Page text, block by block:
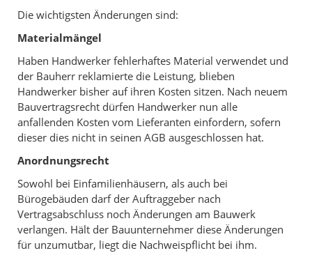
Die wichtigsten Änderungen sind:
Materialmängel
Haben Handwerker fehlerhaftes Material verwendet und
der Bauherr reklamierte die Leistung, blieben
Handwerker bisher auf ihren Kosten sitzen. Nach neuem
Bauvertragsrecht dürfen Handwerker nun alle
anfallenden Kosten vom Lieferanten einfordern, sofern
dieser dies nicht in seinen AGB ausgeschlossen hat.
Anordnungsrecht
Sowohl bei Einfamilienhäusern, als auch bei
Bürogebäuden darf der Auftraggeber nach
Vertragsabschluss noch Änderungen am Bauwerk
verlangen. Hält der Bauunternehmer diese Änderungen
für unzumutbar, liegt die Nachweispflicht bei ihm.